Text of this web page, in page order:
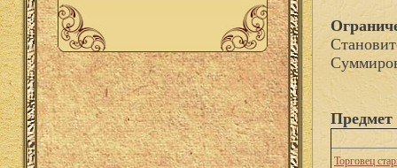
Предмет
Торговец